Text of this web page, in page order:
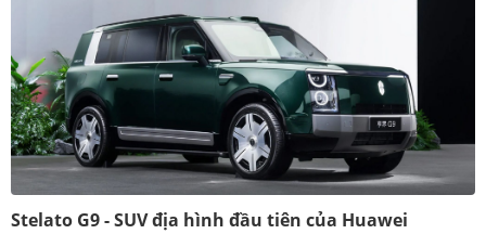
Stelato G9 - SUV địa hình đầu tiên của Huawei